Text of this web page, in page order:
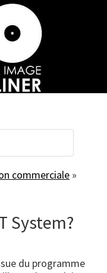
commerciale »
System?
du programme